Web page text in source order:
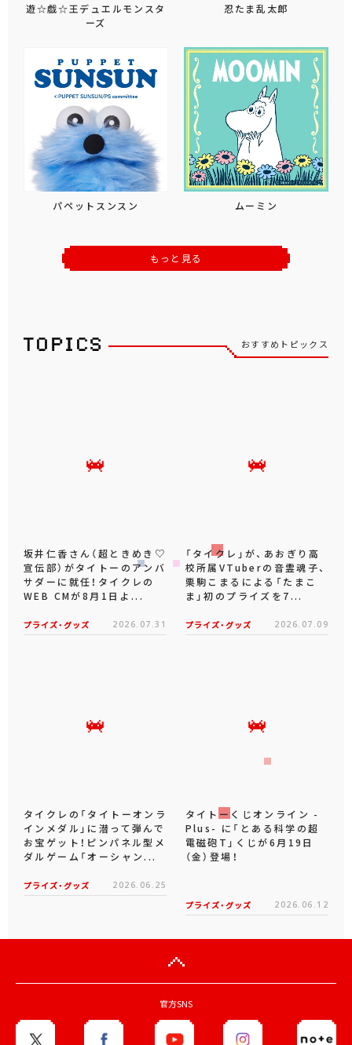
遊☆戯☆王デュエルモンスタ
ーズ
忍たま乱太郎
パペットスンスン ムーミン
もっと見る
おすすめトピックス
坂井仁香さん（超ときめき♡
宣伝部）がタイトーのアンバ
サダーに就任！タイクレの
WEB CMが8月1日よ...
プライズ・グッズ 2026.07.31
「タイクレ」が、あおぎり高
校所属VTuberの音霊魂子、
栗駒こまるによる「たまこ
ま」初のプライズを7...
プライズ・グッズ 2026.07.09
タイクレの「タイトーオンラ
インメダル」に潜って弾んで
お宝ゲット！ピンパネル型メ
ダルゲーム「オーシャン...
プライズ・グッズ 2026.06.25
タイトーくじオンライン -
Plus- に「とある科学の超
電磁砲T」くじが6月19日
（金）登場！
プライズ・グッズ 2026.06.12
官方SNS